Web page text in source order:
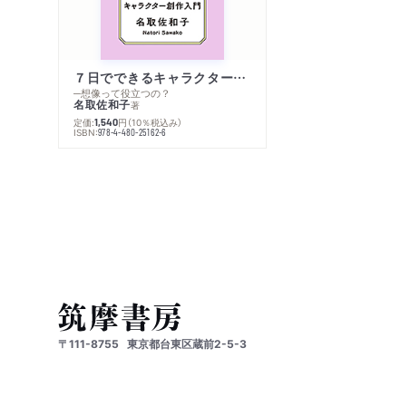
７日でできるキャラクター創作入門
─想像って役立つの？
名取佐和子著
定価:1,540円 （10％税込み）
ISBN:978-4-480-25162-6
〒111-8755 東京都台東区蔵前2-5-3